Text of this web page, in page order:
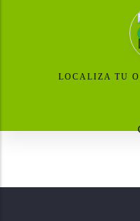
LOCALIZA TU